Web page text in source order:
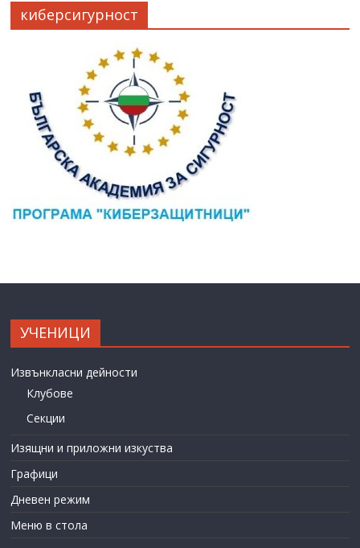
киберсигурност
УЧЕНИЦИ
Извънкласни дейности
Клубове
Секции
Изящни и приложни изкуства
Графици
Дневен режим
Меню в стола